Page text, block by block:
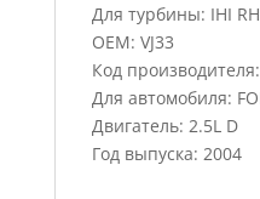
Для турбины: IHI
OEM: VJ33
Код
Для автомобиля:
Двигатель: 2.5L D
Год выпуска: 2004